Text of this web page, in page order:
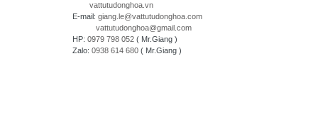
Fuji Electric - Japan
FESTO
FDK Coperation
vattutudonghoa.vn
E-mail: giang.le@vattutudonghoa.com
vattutudonghoa@gmail.com
HP: 0979 798 052 ( Mr.Giang )
Zalo: 0938 614 680 ( Mr.Giang )